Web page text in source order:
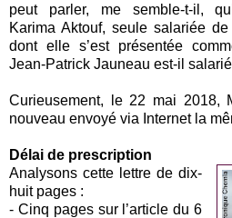
peut parler, me semble-t-il,
Karima Aktouf, seule salariée
dont elle s’est présentée
Jean-Patrick Jauneau est-il
Curieusement, le 22 mai 2018,
nouveau envoyé via Internet la
Délai de prescription
Analysons cette lettre de dix-
huit pages :
- Cinq pages sur l’article du 6